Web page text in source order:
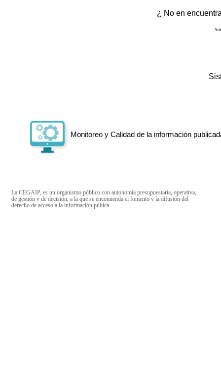
¿ No en
Monitoreo y Calidad de la información
La CEGAIP, es un organismo público con autonomía presupuestaria, operativa,
de gestión y de decisión, a la que se encomienda el fomento y la difusión del
derecho de acceso a la información púbica.